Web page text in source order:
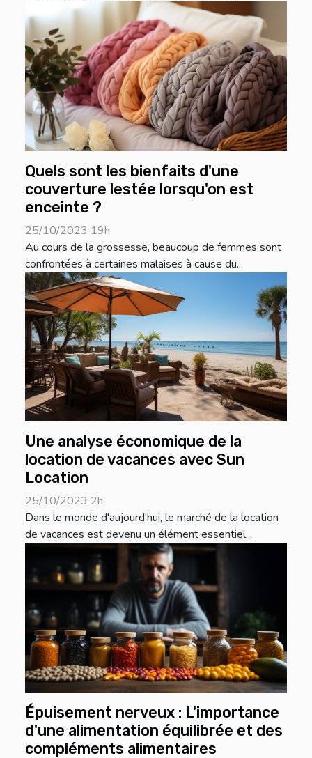
Quels sont les bienfaits d'une
couverture lestée lorsqu'on est
enceinte ?
25/10/2023 19h
Au cours de la grossesse, beaucoup de femmes sont
confrontées à certaines malaises à cause du...
Une analyse économique de la
location de vacances avec Sun
Location
25/10/2023 2h
Dans le monde d'aujourd'hui, le marché de la location
de vacances est devenu un élément essentiel...
Épuisement nerveux : L'importance
d'une alimentation équilibrée et des
compléments alimentaires